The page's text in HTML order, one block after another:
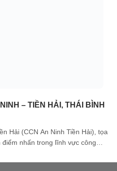
– TIỀN HẢI, THÁI BÌNH
Hải (CCN An Ninh Tiền Hải), tọa
nhấn trong lĩnh vực công
minh, CCN An Ninh được đầu tư